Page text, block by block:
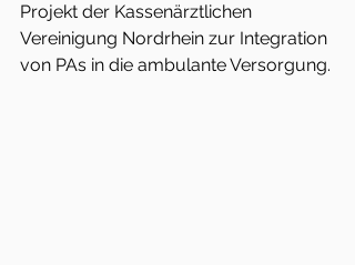
Projekt der Kassenärztlichen
Vereinigung Nordrhein zur Integration
von PAs in die ambulante Versorgung.